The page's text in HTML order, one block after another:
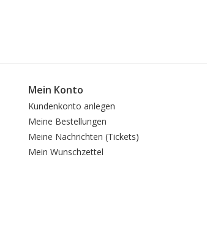
Mein Konto
Kundenkonto anlegen
Meine Bestellungen
Meine Nachrichten (Tickets)
Mein Wunschzettel